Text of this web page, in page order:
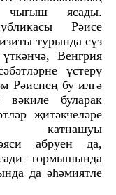
чыгыш ясады.
Рәисе
турында сүз
Венгрия
үстерү
Рәиснең бу илгә
вәкиле буларак
җитәкчеләре
катнашуы
абруен да,
тормышында
да әһәмиятле